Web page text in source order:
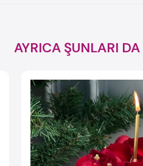
AYRICA ŞUNLARI